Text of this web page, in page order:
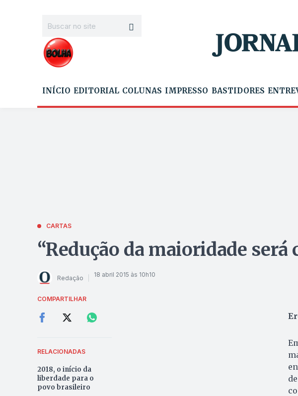
INÍCIO EDITORIAL COLUNAS IMPRESSO BASTIDORES
CARTAS
“Redução da maioridade será
Redação 18 abril 2015 às 10h10
COMPARTILHAR
RELACIONADAS
2018, o início da
liberdade para o
povo brasileiro